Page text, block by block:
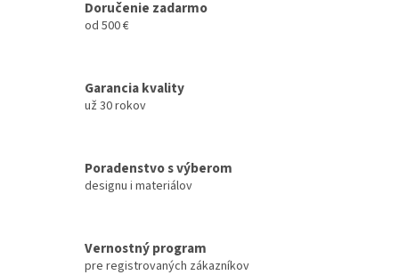
Doručenie zadarmo
od 500 €
Garancia kvality
už 30 rokov
Poradenstvo s výberom
designu i materiálov
Vernostný program
pre registrovaných zákazníkov